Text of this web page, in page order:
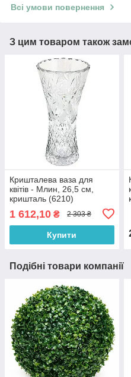
Всі умови повернення
З цим товаром також
Кришталева ваза для
квітів - Млин, 26,5 см,
кришталь (6210)
1 612,10 ₴ 2 303 ₴
Купити
Подібні товари компанії